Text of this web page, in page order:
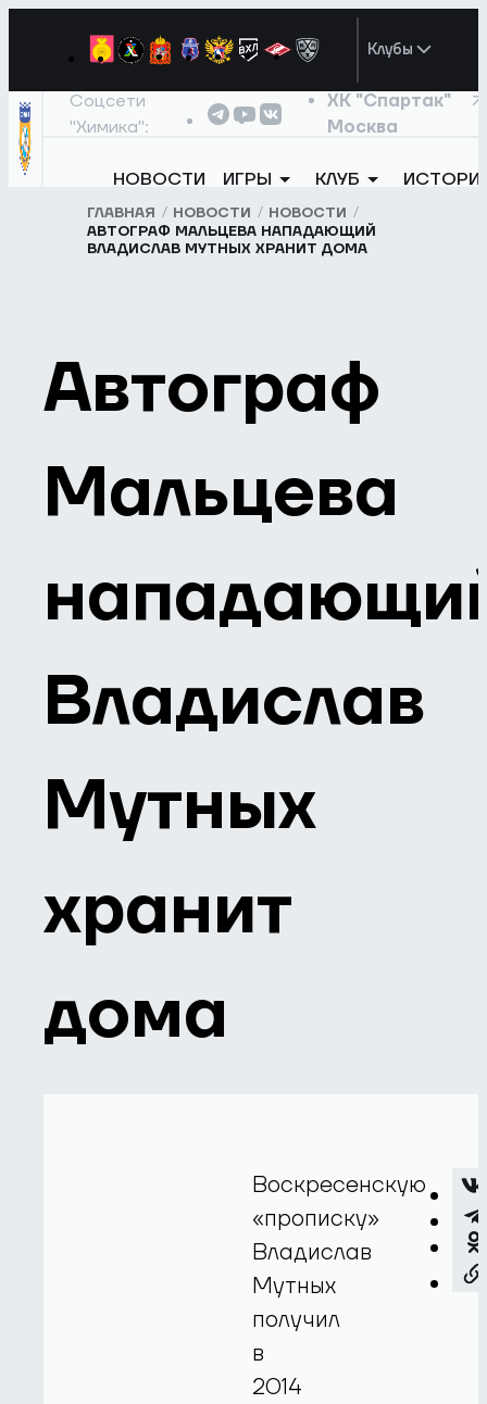
Клубы
Соцсети
"Химика":
ХК "Спартак"
Москва
НОВОСТИ ИГРЫ КЛУБ
ГЛАВНАЯ НОВОСТИ
НОВОСТИ
АВТОГРАФ МАЛЬЦЕВА НАПАДАЮЩИЙ
ВЛАДИСЛАВ МУТНЫХ ХРАНИТ ДОМА
Автограф
Мальцева
Владислав
Мутных
хранит
дома
Воскресенскую
«прописку»
Владислав
Мутных
получил
в
2014